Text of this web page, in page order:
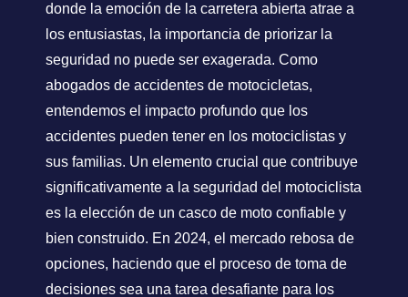
donde la emoción de la carretera abierta atrae a
los entusiastas, la importancia de priorizar la
seguridad no puede ser exagerada. Como
abogados de accidentes de motocicletas,
entendemos el impacto profundo que los
accidentes pueden tener en los motociclistas y
sus familias. Un elemento crucial que contribuye
significativamente a la seguridad del motociclista
es la elección de un casco de moto confiable y
bien construido. En 2024, el mercado rebosa de
opciones, haciendo que el proceso de toma de
decisiones sea una tarea desafiante para los